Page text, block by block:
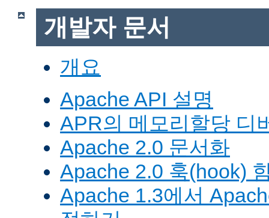
개발자 문서
개요
Apache API 설명
APR의 메모리할당 디
Apache 2.0 문서화
Apache 2.0 훅(hook)
Apache 1.3에서